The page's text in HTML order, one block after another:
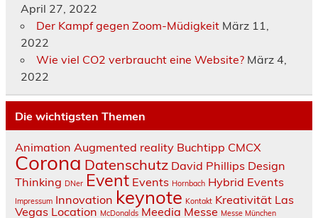
April 27, 2022
Der Kampf gegen Zoom-Müdigkeit März 11,
2022
Wie viel CO2 verbraucht eine Website? März 4,
2022
Die wichtigsten Themen
Animation Augmented reality Buchtipp CMCX
Corona Datenschutz David Phillips Design
Thinking DNer Event Events Hornbach Hybrid Events
Impressum Innovation keynote Kontakt Kreativität Las
Vegas Location McDonalds Meedia Messe Messe München